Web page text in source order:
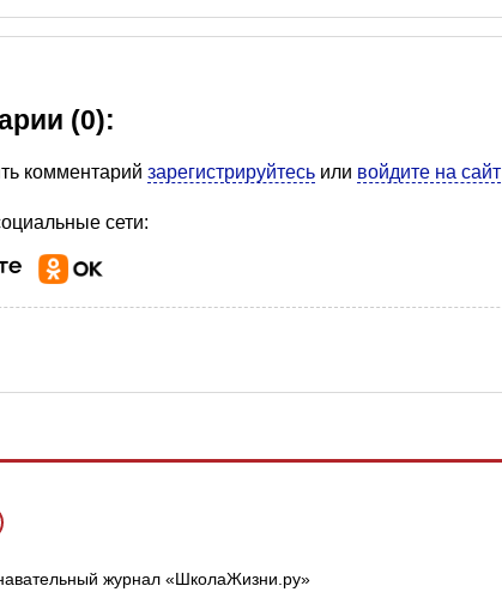
(0):
комментарий зарегистрируйтесь или войдите на сайт
сети:
журнал «ШколаЖизни.ру»